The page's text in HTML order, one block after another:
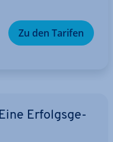
Zu den Tarifen
Er­folgs­ge­